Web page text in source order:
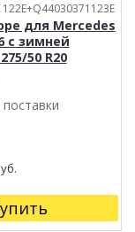
для Mercedes
с зимней
50 R20